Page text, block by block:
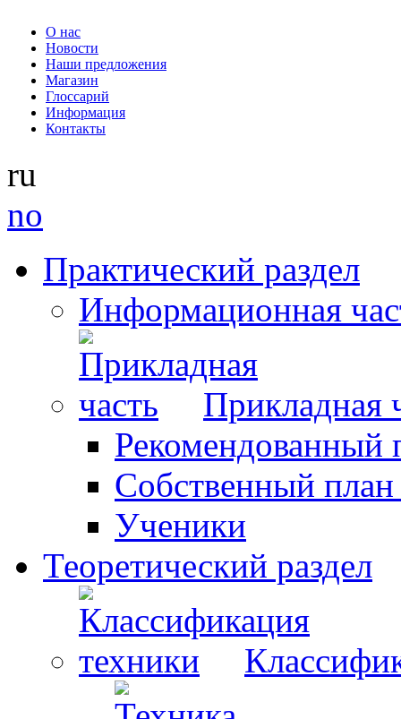
О нас
Новости
Наши предложения
Магазин
Глоссарий
Информация
Контакты
ru
no
Практический раздел
Информационная
Прикладная
Рекомендованный
Собственный
Ученики
Теоретический раздел